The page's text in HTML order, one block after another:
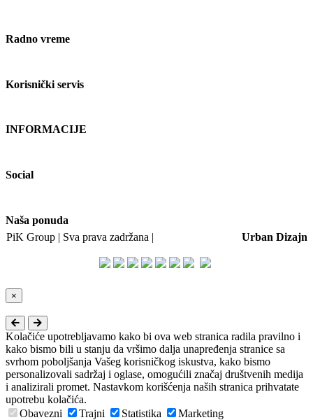
Radno vreme
Korisnički servis
INFORMACIJE
Social
Naša ponuda
PiK Group | Sva prava zadržana |
Urban Dizajn
×
Kolačiće upotrebljavamo kako bi ova web stranica radila pravilno i
kako bismo bili u stanju da vršimo dalja unapređenja stranice sa
svrhom poboljšanja Vašeg korisničkog iskustva, kako bismo
personalizovali sadržaj i oglase, omogućili značaj društvenih medija
i analizirali promet. Nastavkom korišćenja naših stranica prihvatate
upotrebu kolačića.
Obavezni
Trajni Statistika Marketing